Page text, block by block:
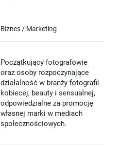
Biznes / Marketing
Początkujący fotografowie
oraz osoby rozpoczynające
działalność w branży fotografii
kobiecej, beauty i sensualnej,
odpowiedzialne za promocję
własnej marki w mediach
społecznościowych.